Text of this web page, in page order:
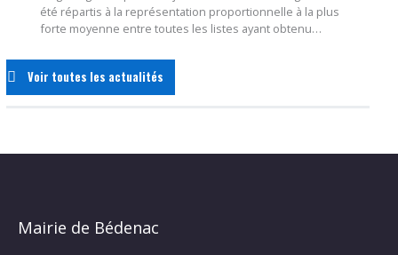
été répartis à la représentation proportionnelle à la plus
forte moyenne entre toutes les listes ayant obtenu…
Voir toutes les actualités
Mairie de Bédenac